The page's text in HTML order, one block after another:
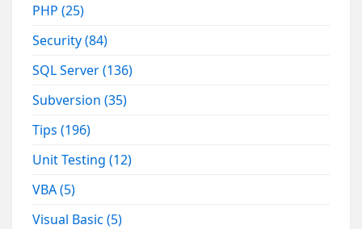
PHP(25)
Security(84)
SQL Server(136)
Subversion(35)
Tips(196)
Unit Testing(12)
VBA(5)
Visual Basic(5)